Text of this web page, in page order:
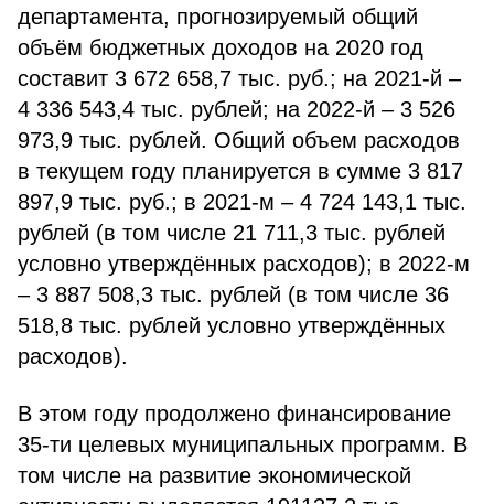
департамента, прогнозируемый общий
объём бюджетных доходов на 2020 год
составит 3 672 658,7 тыс. руб.; на 2021-й –
4 336 543,4 тыс. рублей; на 2022-й – 3 526
973,9 тыс. рублей. Общий объем расходов
в текущем году планируется в сумме 3 817
897,9 тыс. руб.; в 2021-м – 4 724 143,1 тыс.
рублей (в том числе 21 711,3 тыс. рублей
условно утверждённых расходов); в 2022-м
– 3 887 508,3 тыс. рублей (в том числе 36
518,8 тыс. рублей условно утверждённых
расходов).
В этом году продолжено финансирование
35-ти целевых муниципальных программ. В
том числе на развитие экономической